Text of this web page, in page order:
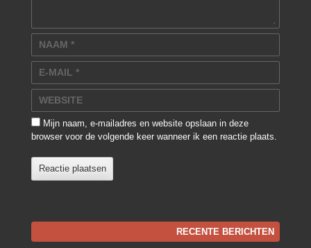
NAAM *
E-MAIL *
WEBSITE
Mijn naam, e-mailadres en website opslaan in deze
browser voor de volgende keer wanneer ik een reactie plaats.
RECENTE BERICHTEN